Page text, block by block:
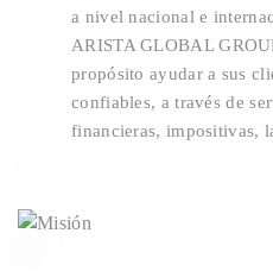
a nivel nacional e
ARISTA GLOBAL
propósito ayudar a sus
confiables, a través de
financieras, impositivas,